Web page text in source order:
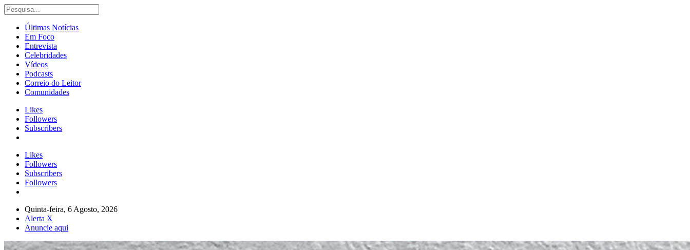
Últimas Notícias
Em Foco
Entrevista
Celebridades
Vídeos
Podcasts
Correio do Leitor
Comunidades
Likes
Followers
Subscribers
Likes
Followers
Subscribers
Followers
Quinta-feira, 6 Agosto, 2026
Alerta X
Anuncie aqui